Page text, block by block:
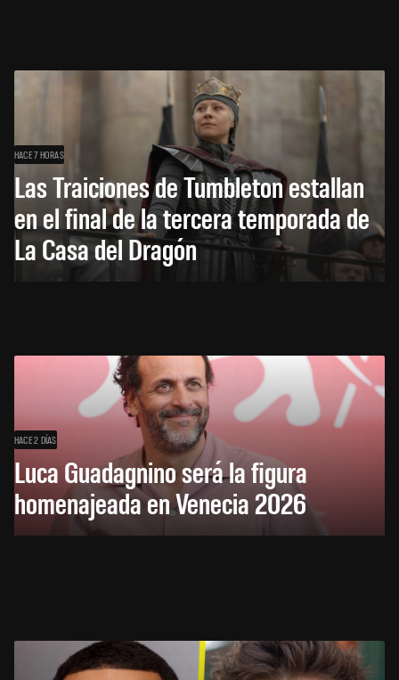
HACE 7 HORAS
Las Traiciones de Tumbleton estallan
en el final de la tercera temporada de
La Casa del Dragón
HACE 2 DÍAS
Luca Guadagnino será la figura
homenajeada en Venecia 2026